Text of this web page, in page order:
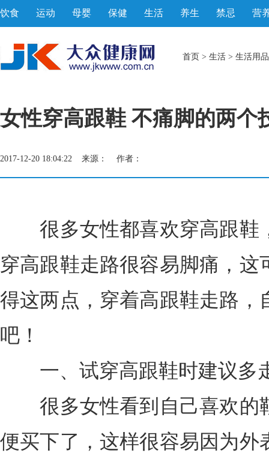
饮食 运动 母婴 保健 生活 养生 禁忌 营
首页 > 生活 > 生活用品
女性穿高跟鞋 不痛脚的两个
2017-12-20 18:04:22 来源： 作者：
很多女性都喜欢穿高跟鞋
穿高跟鞋走路很容易脚痛，
得这两点，穿着高跟鞋走路，
吧！
一、试穿高跟鞋时建议多
很多女性看到自己喜欢的
便买下了，这样很容易因为外